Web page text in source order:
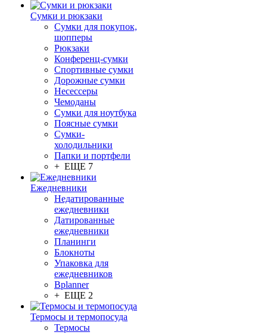
Сумки и рюкзаки
Сумки для покупок,
шопперы
Рюкзаки
Конференц-сумки
Спортивные сумки
Дорожные сумки
Несессеры
Чемоданы
Сумки для ноутбука
Поясные сумки
Сумки-
холодильники
Папки и портфели
+ ЕЩЕ 7
Ежедневники
Недатированные
ежедневники
Датированные
ежедневники
Планинги
Блокноты
Упаковка для
ежедневников
Bplanner
+ ЕЩЕ 2
Термосы и термопосуда
Термосы